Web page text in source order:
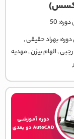
50
بهراد حقیقی,
,الهام بیژن,مهدیه